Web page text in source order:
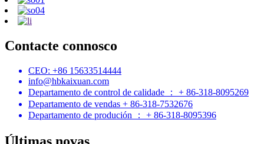
Contacte connosco
CEO: +86 15633514444
info@hbkaixuan.com
Departamento de control de calidade ： + 86-318-8095269
Departamento de vendas + 86-318-7532676
Departamento de produción ： + 86-318-8095396